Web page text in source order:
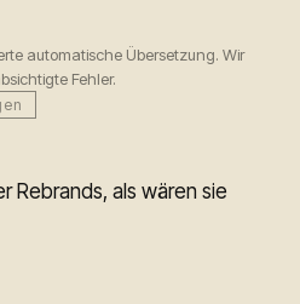
automatische Übersetzung. Wir
Fehler.
Rebrands, als wären sie